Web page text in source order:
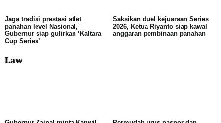
Jaga tradisi prestasi atlet
panahan level Nasional,
Gubernur siap gulirkan ‘Kaltara
Cup Series’
Saksikan duel kejuaraan Series
2026, Ketua Riyanto siap kawal
anggaran pembinaan panahan
Law